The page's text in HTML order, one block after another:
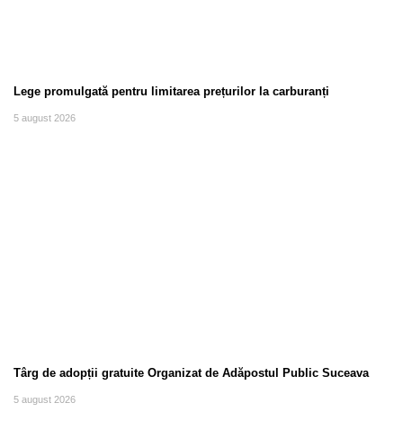
Lege promulgată pentru limitarea prețurilor la carburanți
5 august 2026
Târg de adopții gratuite Organizat de Adăpostul Public Suceava
5 august 2026